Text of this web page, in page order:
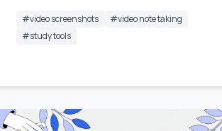
#video screenshots #video note taking
#study tools